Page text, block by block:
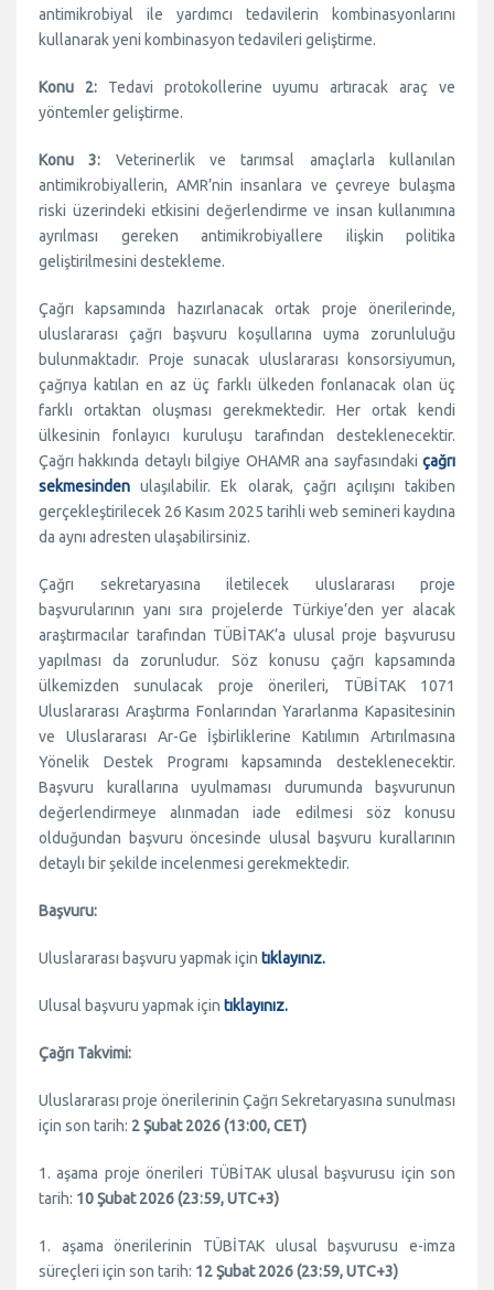
antimikrobiyal ile yardımcı tedavilerin kombinasyonlarını
kullanarak yeni kombinasyon tedavileri geliştirme.
Konu 2:Tedavi protokollerine uyumu artıracak araç ve
yöntemler geliştirme.
Konu 3: Veterinerlik ve tarımsal amaçlarla kullanılan
antimikrobiyallerin, AMR’nin insanlara ve çevreye bulaşma
riski üzerindeki etkisini değerlendirme ve insan kullanımına
ayrılması gereken antimikrobiyallere ilişkin politika
geliştirilmesini destekleme.
Çağrı kapsamında hazırlanacak ortak proje önerilerinde,
uluslararası çağrı başvuru koşullarına uyma zorunluluğu
bulunmaktadır. Proje sunacak uluslararası konsorsiyumun,
çağrıya katılan en az üç farklı ülkeden fonlanacak olan üç
farklı ortaktan oluşması gerekmektedir. Her ortak kendi
ülkesinin fonlayıcı kuruluşu tarafından desteklenecektir.
Çağrı hakkında detaylı bilgiye OHAMR ana sayfasındaki çağrı
sekmesinden ulaşılabilir. Ek olarak, çağrı açılışını takiben
gerçekleştirilecek 26 Kasım 2025 tarihli web semineri kaydına
da aynı adresten ulaşabilirsiniz.
Çağrı sekretaryasına iletilecek uluslararası proje
başvurularının yanı sıra projelerde Türkiye’den yer alacak
araştırmacılar tarafından TÜBİTAK’a ulusal proje başvurusu
yapılması da zorunludur. Söz konusu çağrı kapsamında
ülkemizden sunulacak proje önerileri, TÜBİTAK 1071
Uluslararası Araştırma Fonlarından Yararlanma Kapasitesinin
ve Uluslararası Ar-Ge İşbirliklerine Katılımın Artırılmasına
Yönelik Destek Programı kapsamında desteklenecektir.
Başvuru kurallarına uyulmaması durumunda başvurunun
değerlendirmeye alınmadan iade edilmesi söz konusu
olduğundan başvuru öncesinde ulusal başvuru kurallarının
detaylı bir şekilde incelenmesi gerekmektedir.
Başvuru:
Uluslararası başvuru yapmak için tıklayınız.
Ulusal başvuru yapmak için tıklayınız.
Çağrı Takvimi:
Uluslararası proje önerilerinin Çağrı Sekretaryasına sunulması
için son tarih: 2 Şubat 2026 (13:00, CET)
1. aşama proje önerileri TÜBİTAK ulusal başvurusu için son
tarih: 10 Şubat 2026 (23:59, UTC+3)
1. aşama önerilerinin TÜBİTAK ulusal başvurusu e-imza
süreçleri için son tarih: 12 Şubat 2026 (23:59, UTC+3)